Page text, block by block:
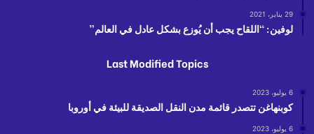
29 يناير، 2021
لوفين: “اللقاح يجب أن يُوزع بشكل عادل في العالم”
Last Modified Topics
6 يوليو، 2023
كوبنهاغن تتصدر قائمة مدن النقل الصديقة للبيئة في أوروبا
6 يوليو، 2023